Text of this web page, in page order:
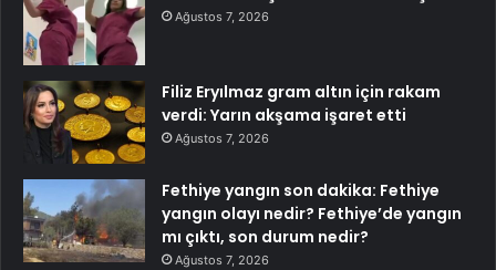
Ağustos 7, 2026
Filiz Eryılmaz gram altın için rakam
verdi: Yarın akşama işaret etti
Ağustos 7, 2026
Fethiye yangın son dakika: Fethiye
yangın olayı nedir? Fethiye’de yangın
mı çıktı, son durum nedir?
Ağustos 7, 2026